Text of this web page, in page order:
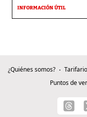
INFORMACIÓN ÚTIL
¿Quiénes somos?
Puntos de